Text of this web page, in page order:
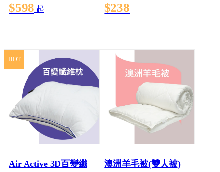
$598 起 $238
HOT
Air Active 3D百變纖
澳洲羊毛被(雙人被)